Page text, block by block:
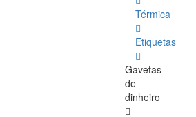
Térmica
Etiquetas
Gavetas
de
dinheiro